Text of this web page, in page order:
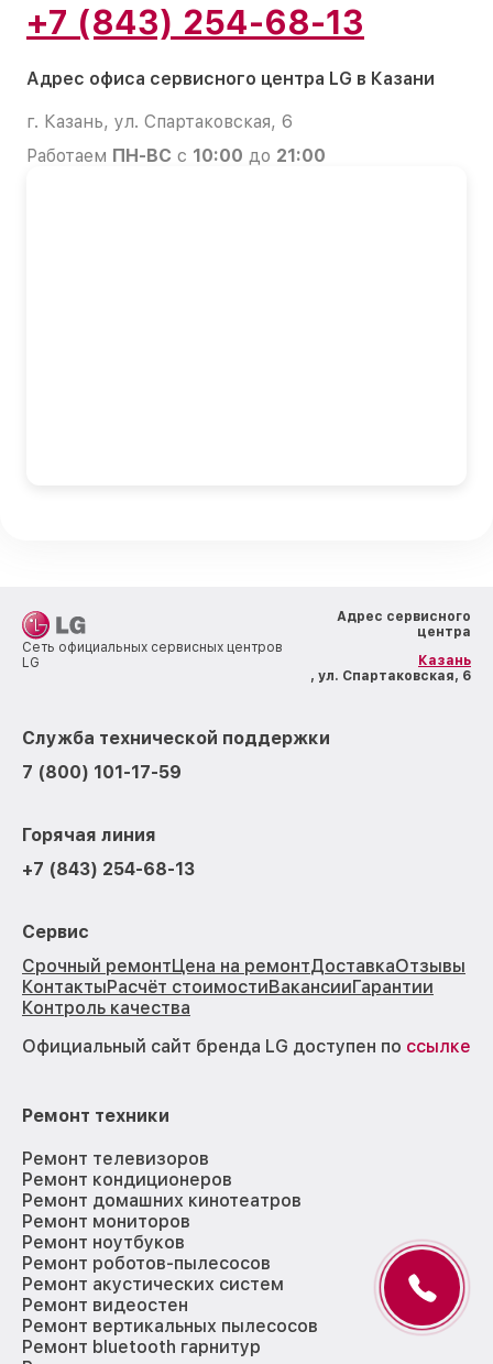
+7 (843) 254-68-13
Адрес офиса сервисного центра LG в Казани
г. Казань, ул. Спартаковская, 6
Работаем ПН-ВС с 10:00 до 21:00
Сеть официальных сервисных центров
LG
Адрес сервисного
центра
Казань
, ул. Спартаковская, 6
Служба технической поддержки
7 (800) 101-17-59
Горячая линия
+7 (843) 254-68-13
Сервис
Срочный ремонтЦена на ремонтДоставкаОтзывы
КонтактыРасчёт стоимостиВакансииГарантии
Контроль качества
Официальный сайт бренда LG доступен по ссылке
Ремонт техники
Ремонт телевизоров
Ремонт кондиционеров
Ремонт домашних кинотеатров
Ремонт мониторов
Ремонт ноутбуков
Ремонт роботов-пылесосов
Ремонт акустических систем
Ремонт видеостен
Ремонт вертикальных пылесосов
Ремонт bluetooth гарнитур